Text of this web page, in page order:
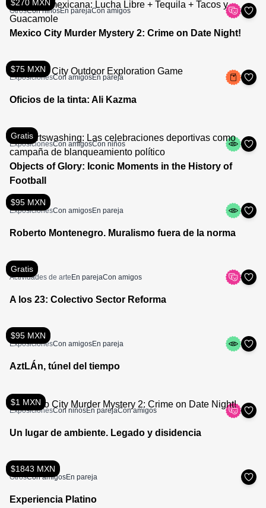
$270 MXN
OtrosCon niñosEn parejaCon amigos
Mexico City Murder Mystery 2: Crime on Date Night!
$75 MXN
ExposicionesCon amigosEn pareja
Oficios de la tinta: Ali Kazma
Gratis
ExposicionesCon amigosCon niños
Objects of Glory: Iconic Moments in the History of
Football
$95 MXN
ExposicionesCon amigosEn pareja
Roberto Montenegro. Muralismo fuera de la norma
Gratis
Actividades de arte En parejaCon amigos
A los 23: Colectivo Sector Reforma
$95 MXN
ExposicionesCon amigosEn pareja
AztLÁn, túnel del tiempo
$1 MXN
ExposicionesCon niñosEn parejaCon amigos
Un lugar de ambiente. Legado y disidencia
$1843 MXN
OtrosCon amigosEn pareja
Experiencia Platino